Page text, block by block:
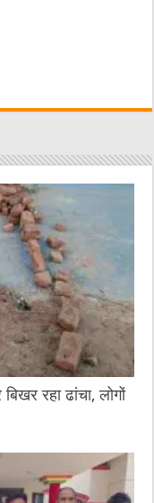
रहा ढांचा, लोगों